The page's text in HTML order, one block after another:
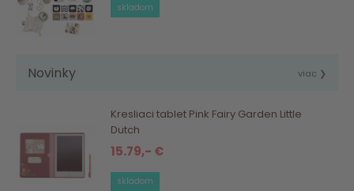
skladom
Novinky viac ❯
Kresliaci tablet Pink Fairy Garden Little
Dutch
15.79,- €
skladom